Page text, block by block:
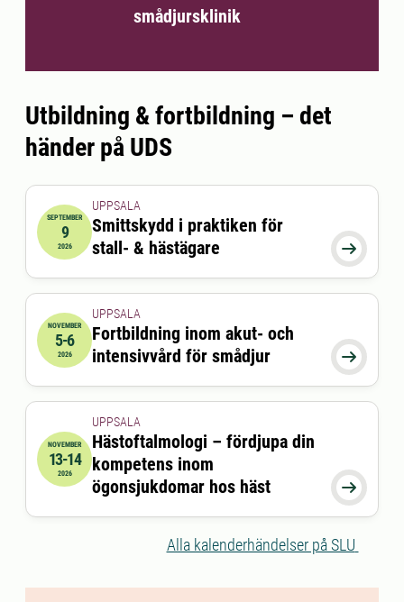
smådjursklinik
Utbildning & fortbildning – det
händer på UDS
2026-09-09 17:30:00till2026-09-09 20:30:00
SEPTEMBER
9
2026 
UPPSALA
Smittskydd i praktiken för
stall- & hästägare
2026-11-05 08:00:00 till2026-11-06 16:30:00
NOVEMBER
5-6
2026 
UPPSALA
Fortbildning inom akut- och
intensivvård för smådjur
2026-11-13 08:45:00till2026-11-14 16:30:00
NOVEMBER
13-14
2026

UPPSALA
Hästoftalmologi – fördjupa din
kompetens inom
ögonsjukdomar hos häst
Alla kalenderhändelser på SLU